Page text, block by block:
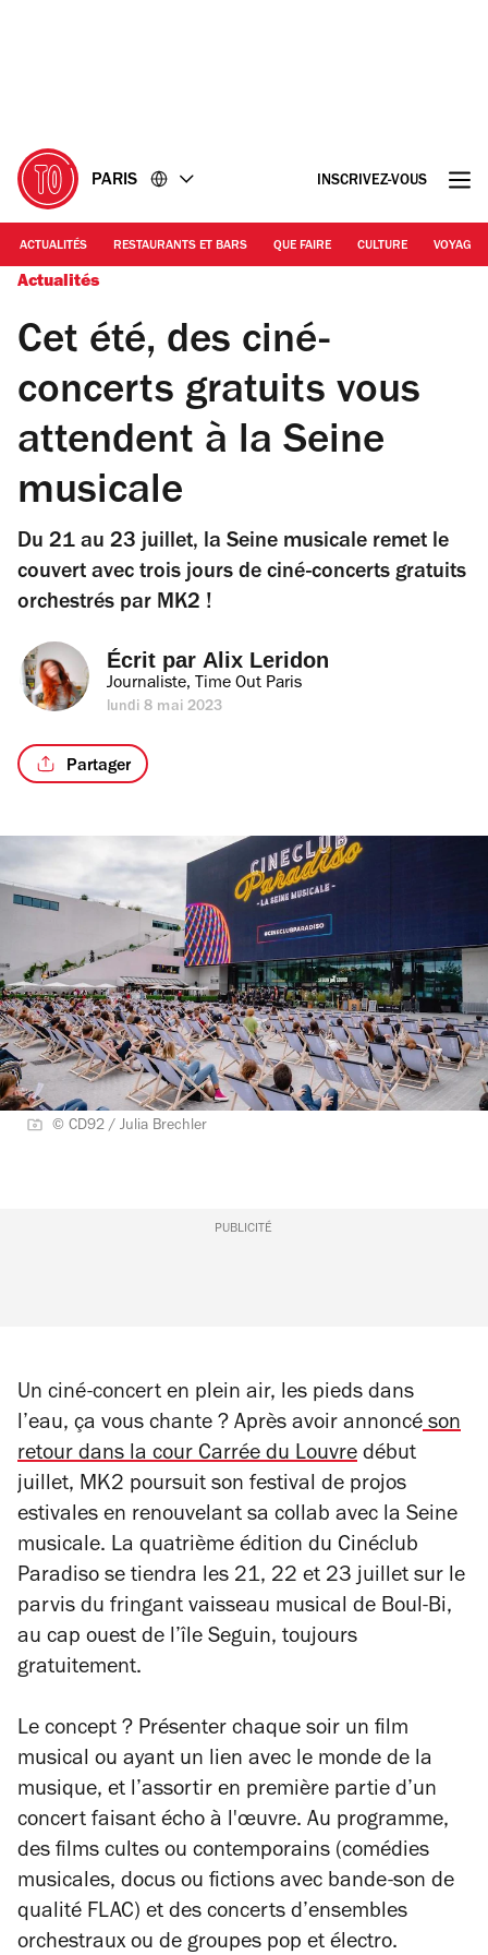
PARIS INSCRIVEZ-VOUS
ACTUALITÉS RESTAURANTS ET BARS QUE FAIRE CULTURE VOYAGE
Actualités
Cet été, des ciné-
concerts gratuits vous
attendent à la Seine
musicale
Du 21 au 23 juillet, la Seine musicale remet le
couvert avec trois jours de ciné-concerts gratuits
orchestrés par MK2 !
Écrit par Alix Leridon
Journaliste, Time Out Paris
lundi 8 mai 2023
Partager
© CD92 / Julia Brechler
PUBLICITÉ
Un ciné-concert en plein air, les pieds dans
l’eau, ça vous chante ? Après avoir annoncé son
retour dans la cour Carrée du Louvre début
juillet, MK2 poursuit son festival de projos
estivales en renouvelant sa collab avec la Seine
musicale. La quatrième édition du Cinéclub
Paradiso se tiendra les 21, 22 et 23 juillet sur le
parvis du fringant vaisseau musical de Boul-Bi,
au cap ouest de l’île Seguin, toujours
gratuitement.
Le concept ? Présenter chaque soir un film
musical ou ayant un lien avec le monde de la
musique, et l’assortir en première partie d’un
concert faisant écho à l'œuvre. Au programme,
des films cultes ou contemporains (comédies
musicales, docus ou fictions avec bande-son de
qualité FLAC) et des concerts d’ensembles
orchestraux ou de groupes pop et électro.